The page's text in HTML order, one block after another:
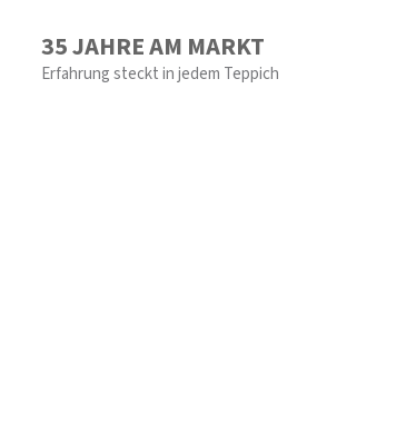
35 JAHRE AM MARKT
Erfahrung steckt in jedem Teppich